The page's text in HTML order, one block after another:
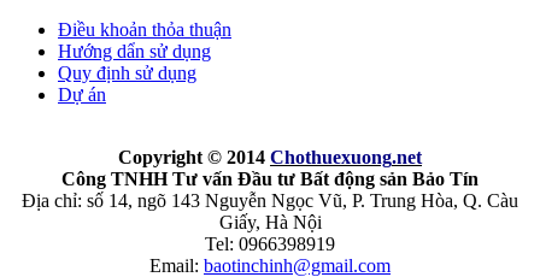
Điều khoản thỏa thuận
Hướng dẩn sử dụng
Quy định sử dụng
Dự án
Copyright © 2014 Chothuexuong.net
Công TNHH Tư vấn Đầu tư Bất động sản Bảo Tín
Địa chỉ: số 14, ngõ 143 Nguyễn Ngọc Vũ, P. Trung Hòa, Q. Càu
Giấy, Hà Nội
Tel: 0966398919
Email: baotinchinh@gmail.com